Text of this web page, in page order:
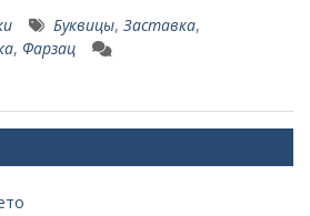
Буквицы, Заставка,
, Фарзац